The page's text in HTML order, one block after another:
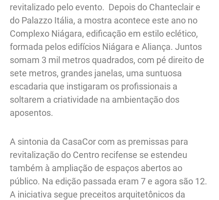
revitalizado pelo evento. Depois do Chanteclair e
do Palazzo Itália, a mostra acontece este ano no
Complexo Niágara, edificação em estilo eclético,
formada pelos edifícios Niágara e Aliança. Juntos
somam 3 mil metros quadrados, com pé direito de
sete metros, grandes janelas, uma suntuosa
escadaria que instigaram os profissionais a
soltarem a criatividade na ambientação dos
aposentos.
A sintonia da CasaCor com as premissas para
revitalização do Centro recifense se estendeu
também à ampliação de espaços abertos ao
público. Na edição passada eram 7 e agora são 12.
A iniciativa segue preceitos arquitetônicos da